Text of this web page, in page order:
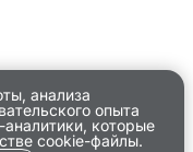
анализа
опыта
которые
cookie-файлы.